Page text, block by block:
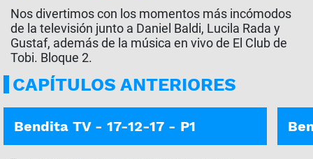
Nos divertimos con los momentos más incómodos
de la televisión junto a Daniel Baldi, Lucila Rada y
Gustaf, además de la música en vivo de El Club de
Tobi. Bloque 2.
CAPÍTULOS ANTERIORES
Bendita TV - 17-12-17 - P1